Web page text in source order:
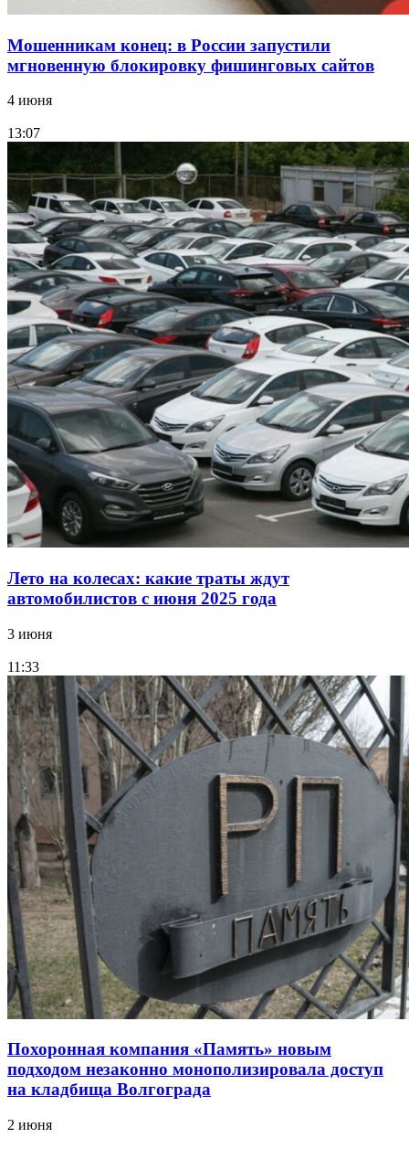
Мошенникам конец: в России запустили
мгновенную блокировку фишинговых сайтов
4 июня
13:07
Лето на колесах: какие траты ждут
автомобилистов с июня 2025 года
3 июня
11:33
Похоронная компания «Память» новым
подходом незаконно монополизировала доступ
на кладбища Волгограда
2 июня